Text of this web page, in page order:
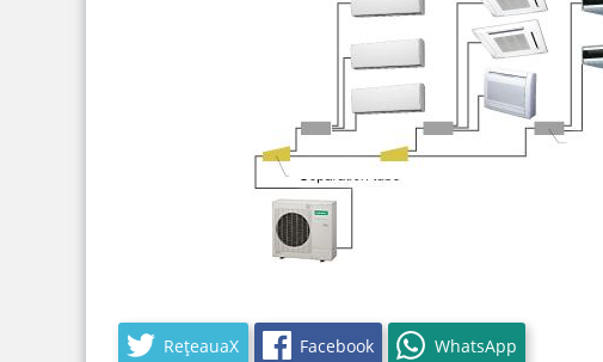
RețeauaX Facebook WhatsApp